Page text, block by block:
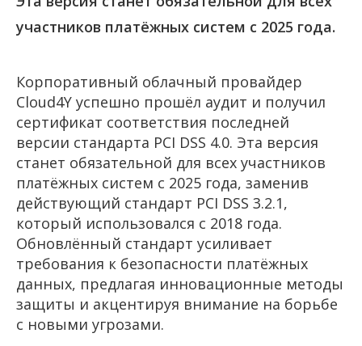
участников платёжных систем с 2025 года.
Корпоративный облачный провайдер
Cloud4Y успешно прошёл аудит и получил
сертификат соответствия последней
версии стандарта PCI DSS 4.0. Эта версия
станет обязательной для всех участников
платёжных систем с 2025 года, заменив
действующий стандарт PCI DSS 3.2.1,
который использовался с 2018 года.
Обновлённый стандарт усиливает
требования к безопасности платёжных
данных, предлагая инновационные методы
защиты и акцентируя внимание на борьбе
с новыми угрозами.